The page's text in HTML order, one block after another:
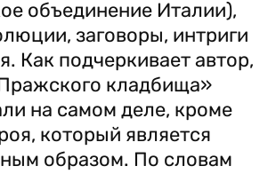
объединение Италии),
заговоры, интриги
Как подчеркивает автор,
кладбища»
на самом деле, кроме
который является
образом. По словам